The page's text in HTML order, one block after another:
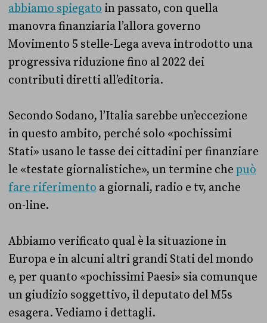
abbiamo spiegato in passato, con quella
manovra finanziaria l’allora governo
Movimento 5 stelle-Lega aveva introdotto una
progressiva riduzione fino al 2022 dei
contributi diretti all’editoria.
Secondo Sodano, l’Italia sarebbe un’eccezione
in questo ambito, perché solo «pochissimi
Stati» usano le tasse dei cittadini per finanziare
le «testate giornalistiche», un termine che può
fare riferimento a giornali, radio e tv, anche
on-line.
Abbiamo verificato qual è la situazione in
Europa e in alcuni altri grandi Stati del mondo
e, per quanto «pochissimi Paesi» sia comunque
un giudizio soggettivo, il deputato del M5s
esagera. Vediamo i dettagli.